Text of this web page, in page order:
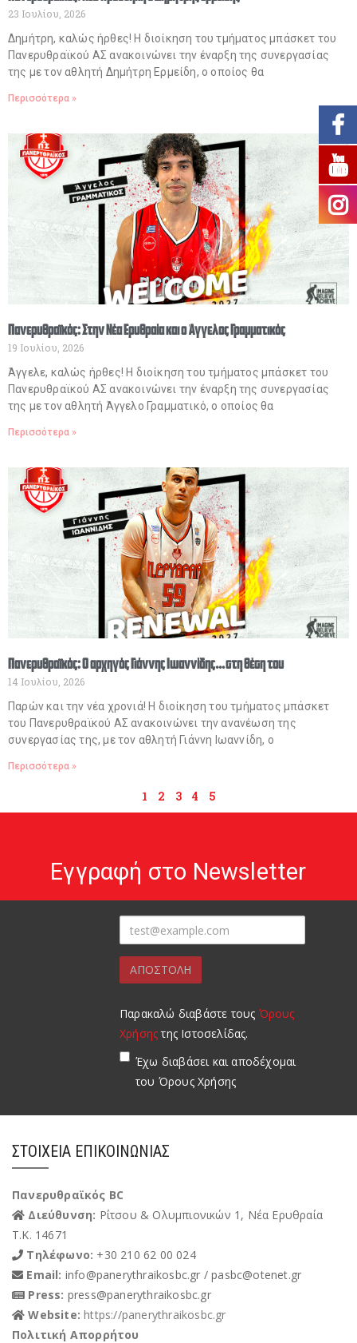
23 Ιουλίου, 2026
Δημήτρη, καλώς ήρθες! Η διοίκηση του τμήματος μπάσκετ του
Πανερυθραϊκού ΑΣ ανακοινώνει την έναρξη της συνεργασίας
της με τον αθλητή Δημήτρη Ερμείδη, ο οποίος θα
Περισσότερα »
Πανερυθραϊκός: Στην Νέα Ερυθραία και ο Άγγελος Γραμματικός
19 Ιουλίου, 2026
Άγγελε, καλώς ήρθες! Η διοίκηση του τμήματος μπάσκετ του
Πανερυθραϊκού ΑΣ ανακοινώνει την έναρξη της συνεργασίας
της με τον αθλητή Άγγελο Γραμματικό, ο οποίος θα
Περισσότερα »
Πανερυθραϊκός: Ο αρχηγός Γιάννης Ιωαννίδης… στη θέση του
14 Ιουλίου, 2026
Παρών και την νέα χρονιά! Η διοίκηση του τμήματος μπάσκετ
του Πανερυθραϊκού ΑΣ ανακοινώνει την ανανέωση της
συνεργασίας της, με τον αθλητή Γιάννη Ιωαννίδη, ο
Περισσότερα »
1 2 3 4 5
Εγγραφή στο Newsletter
Παρακαλώ διαβάστε τους Όρους
Χρήσης της Ιστοσελίδας.
Έχω διαβάσει και αποδέχομαι
του Όρους Χρήσης
ΣΤΟΙΧΕΊΑ ΕΠΙΚΟΙΝΩΝΊΑΣ
Πανερυθραϊκός BC
Διεύθυνση: Ρίτσου & Ολυμπιονικών 1, Νέα Ερυθραία
Τ.Κ. 14671
Τηλέφωνο: +30 210 62 00 024
Email: info@panerythraikosbc.gr / pasbc@otenet.gr
Press: press@panerythraikosbc.gr
Website:https://panerythraikosbc.gr
Πολιτική Απορρήτου